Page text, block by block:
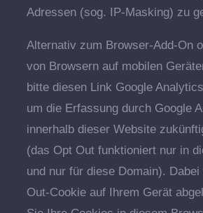
Adressen (sog. IP-Masking) zu
Alternativ zum Browser-Add-On
von Browsern auf mobilen
bitte diesen Link Google
um die Erfassung durch Google
innerhalb dieser Website
(das Opt Out funktioniert nur in
und nur für diese Domain).
Out-Cookie auf Ihrem Gerät